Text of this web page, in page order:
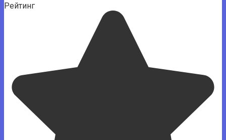
Рейтинг